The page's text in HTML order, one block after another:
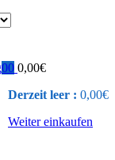
0 0,00€
Derzeit leer : 0,00€
Weiter einkaufen
0